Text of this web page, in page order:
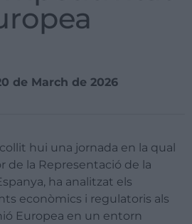
de March de 2026
hui una jornada en la qual
de la Representació de la
ha analitzat els
econòmics i regulatoris als
Europea en un entorn